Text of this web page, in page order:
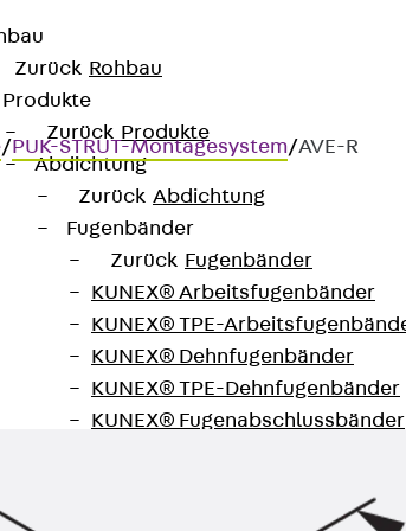
Zurück Rohbau
Produkte
Zurück Produkte
Abdichtung
Zurück Abdichtung
Fugenbänder
Zurück Fugenbänder
KUNEX® Arbeitsfugenbänder
KUNEX® TPE-
KUNEX® Dehnfugenbänder
KUNEX® TPE-Dehnfugenbänder
KUNEX® Fugenabschlussbänder
/PUK-STRUT-Montagesystem/AVE-R